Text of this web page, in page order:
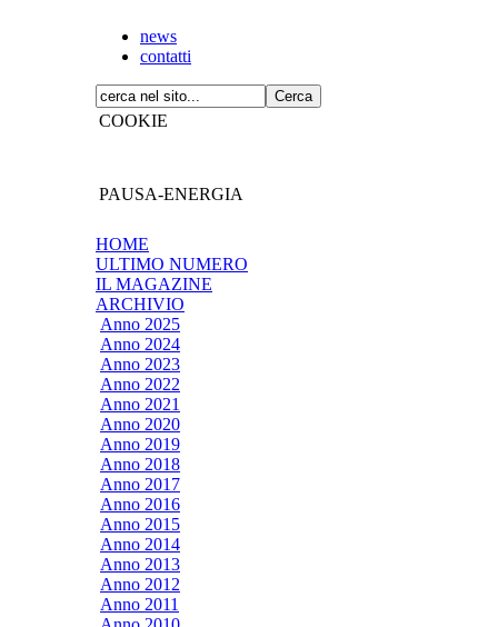
news
contatti
COOKIE
PAUSA-ENERGIA
HOME
ULTIMO NUMERO
IL MAGAZINE
ARCHIVIO
Anno 2025
Anno 2024
Anno 2023
Anno 2022
Anno 2021
Anno 2020
Anno 2019
Anno 2018
Anno 2017
Anno 2016
Anno 2015
Anno 2014
Anno 2013
Anno 2012
Anno 2011